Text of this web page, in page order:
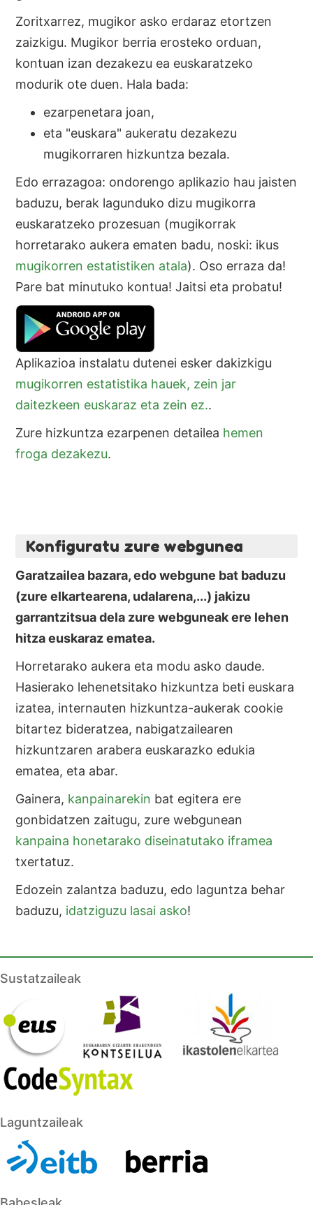
Zoritxarrez, mugikor asko erdaraz etortzen
zaizkigu. Mugikor berria erosteko orduan,
kontuan izan dezakezu ea euskaratzeko
modurik ote duen. Hala bada:
ezarpenetara joan,
eta "euskara" aukeratu dezakezu
mugikorraren hizkuntza bezala.
Edo errazagoa: ondorengo aplikazio hau jaisten
baduzu, berak lagunduko dizu mugikorra
euskaratzeko prozesuan (mugikorrak
horretarako aukera ematen badu, noski: ikus
mugikorren estatistiken atala). Oso erraza da!
Pare bat minutuko kontua! Jaitsi eta probatu!
Aplikazioa instalatu dutenei esker dakizkigu
mugikorren estatistika hauek, zein jar
daitezkeen euskaraz eta zein ez..
Zure hizkuntza ezarpenen detailea hemen
froga dezakezu.
Konfiguratu zure webgunea
Garatzailea bazara, edo webgune bat baduzu
(zure elkartearena, udalarena,...) jakizu
garrantzitsua dela zure webguneak ere lehen
hitza euskaraz ematea.
Horretarako aukera eta modu asko daude.
Hasierako lehenetsitako hizkuntza beti euskara
izatea, internauten hizkuntza-aukerak cookie
bitartez bideratzea, nabigatzailearen
hizkuntzaren arabera euskarazko edukia
ematea, eta abar.
Gainera, kanpainarekin bat egitera ere
gonbidatzen zaitugu, zure webgunean
kanpaina honetarako diseinatutako iframea
txertatuz.
Edozein zalantza baduzu, edo laguntza behar
baduzu, idatziguzu lasai asko!
Sustatzaileak
Laguntzaileak